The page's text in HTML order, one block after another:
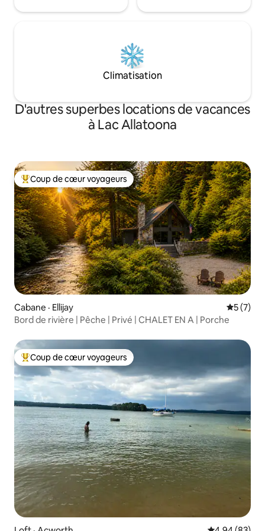
Climatisation
D'autres superbes locations de vacances
à Lac Allatoona
Coup de cœur voyageurs parmi les plus aimés
Coup de cœur voyageurs
Cabane · Ellijay Note
5 (7)
Bord de rivière | Pêche | Privé | CHALET EN A | Porche
Coup de cœur voyageurs parmi les plus aimés
Coup de cœur voyageurs